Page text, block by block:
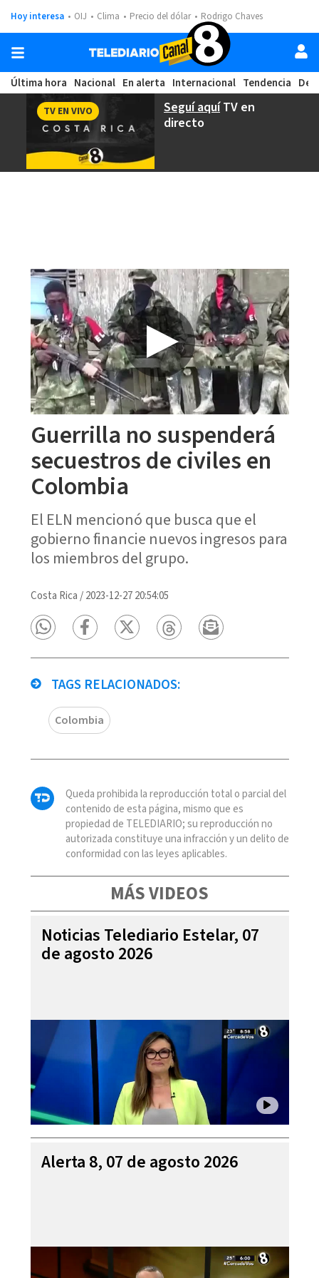
Hoy interesa OIJ Clima Precio del dólar Rodrigo Chaves
Última hora Nacional En alerta Internacional Tendencia
Seguí aquíTV en
directo
TV EN VIVO
Guerrilla no suspenderá
secuestros de civiles en
Colombia
El ELN mencionó que busca que el
gobierno financie nuevos ingresos para
los miembros del grupo.
Costa Rica /2023-12-27 20:54:05
TAGS RELACIONADOS:
Colombia
Queda prohibida la reproducción total o parcial del
contenido de esta página, mismo que es
propiedad de TELEDIARIO; su reproducción no
autorizada constituye una infracción y un delito de
conformidad con las leyes aplicables.
MÁS VIDEOS
Noticias Telediario Estelar, 07
de agosto 2026
Alerta 8, 07 de agosto 2026